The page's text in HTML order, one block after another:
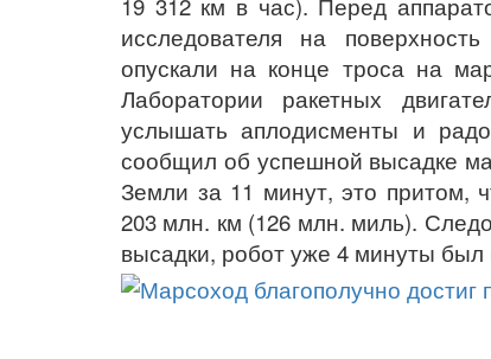
исследователя на
опускали на конце троса на
Лаборатории ракетных
услышать аплодисменты и
сообщил об успешной высадке
Земли за 11 минут, это притом,
203 млн. км (126 млн. миль).
высадки, робот уже 4 минуты